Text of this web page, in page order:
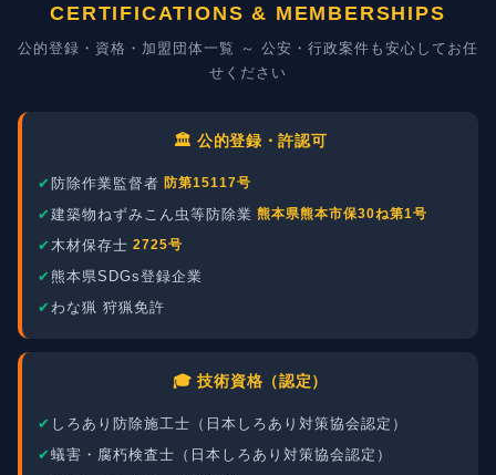
CERTIFICATIONS & MEMBERSHIPS
公的登録・資格・加盟団体一覧 ～ 公安・行政案件も安心してお任
せください
🏛️ 公的登録・許認可
防除作業監督者 防第15117号
建築物ねずみこん虫等防除業 熊本県熊本市保30ね第1号
木材保存士 2725号
熊本県SDGs登録企業
わな猟 狩猟免許
🎓 技術資格（認定）
しろあり防除施工士（日本しろあり対策協会認定）
蟻害・腐朽検査士（日本しろあり対策協会認定）